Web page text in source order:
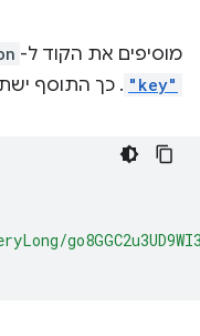
מוסיפים את הקוד ל-
"key" . כך התוסף